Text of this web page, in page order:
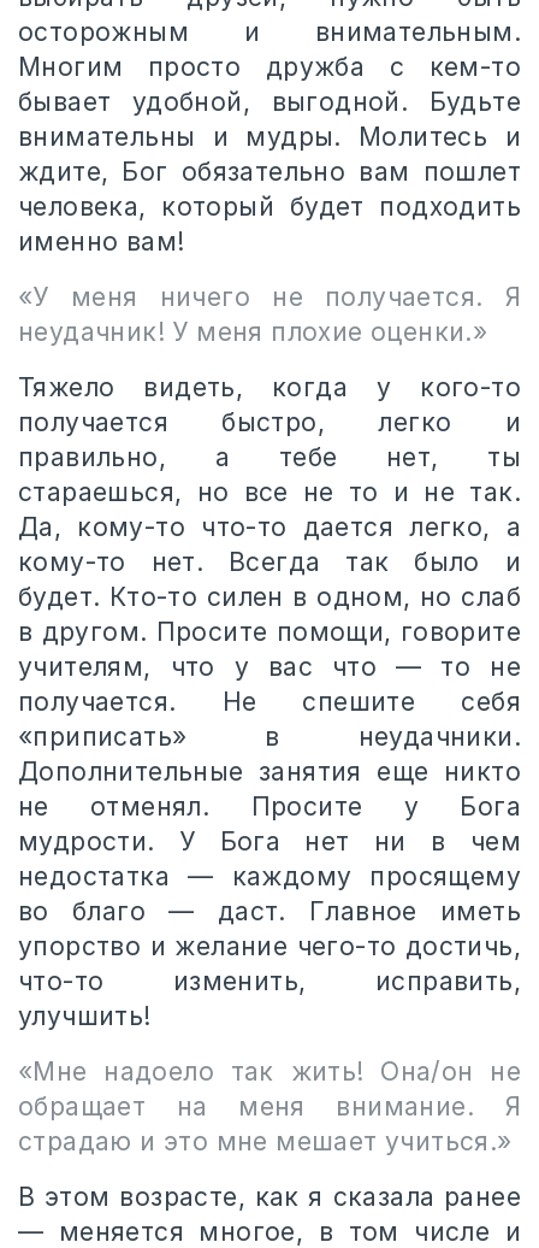
осторожным и внимательным.
Многим просто дружба с кем-то
бывает удобной, выгодной. Будьте
внимательны и мудры. Молитесь и
ждите, Бог обязательно вам пошлет
человека, который будет подходить
именно вам!
«У меня ничего не получается. Я
неудачник! У меня плохие оценки.»
Тяжело видеть, когда у кого-то
получается быстро, легко и
правильно, а тебе нет, ты
стараешься, но все не то и не так.
Да, кому-то что-то дается легко, а
кому-то нет. Всегда так было и
будет. Кто-то силен в одном, но слаб
в другом. Просите помощи, говорите
учителям, что у вас что — то не
получается. Не спешите себя
«приписать» в неудачники.
Дополнительные занятия еще никто
не отменял. Просите у Бога
мудрости. У Бога нет ни в чем
недостатка — каждому просящему
во благо — даст. Главное иметь
упорство и желание чего-то достичь,
что-то изменить, исправить,
улучшить!
«Мне надоело так жить! Она/он не
обращает на меня внимание. Я
страдаю и это мне мешает учиться.»
В этом возрасте, как я сказала ранее
— меняется многое, в том числе и